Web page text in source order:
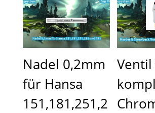
Nadel 0,2mm
für Hansa
151,181,251,2
Ventil